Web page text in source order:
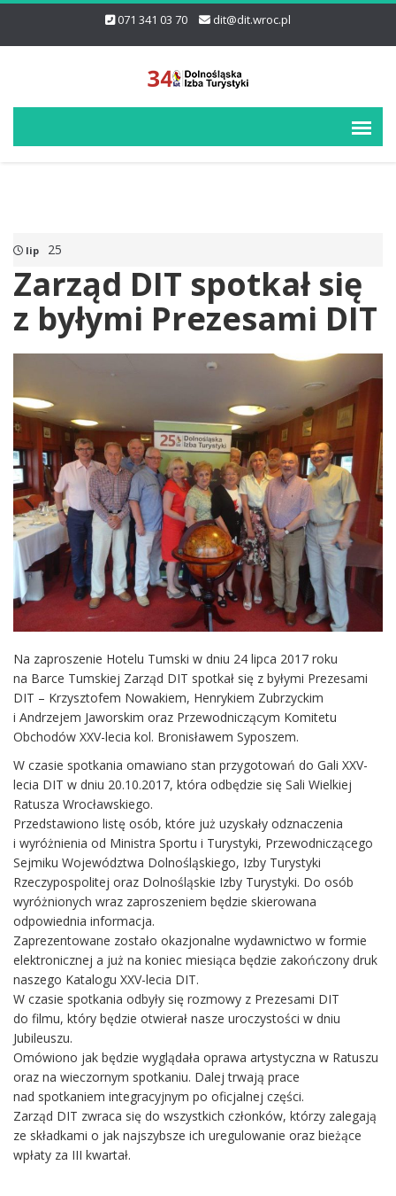
071 341 03 70 dit@dit.wroc.pl
lip 25
Zarząd DIT spotkał się
z byłymi Prezesami DIT
Na zaproszenie Hotelu Tumski w dniu 24 lipca 2017 roku
na Barce Tumskiej Zarząd DIT spotkał się z byłymi Prezesami
DIT – Krzysztofem Nowakiem, Henrykiem Zubrzyckim
i Andrzejem Jaworskim oraz Przewodniczącym Komitetu
Obchodów XXV-lecia kol. Bronisławem Syposzem.
W czasie spotkania omawiano stan przygotowań do Gali XXV-
lecia DIT w dniu 20.10.2017, która odbędzie się Sali Wielkiej
Ratusza Wrocławskiego.
Przedstawiono listę osób, które już uzyskały odznaczenia
i wyróżnienia od Ministra Sportu i Turystyki, Przewodniczącego
Sejmiku Województwa Dolnośląskiego, Izby Turystyki
Rzeczypospolitej oraz Dolnośląskie Izby Turystyki. Do osób
wyróżnionych wraz zaproszeniem będzie skierowana
odpowiednia informacja.
Zaprezentowane zostało okazjonalne wydawnictwo w formie
elektronicznej a już na koniec miesiąca będzie zakończony druk
naszego Katalogu XXV-lecia DIT.
W czasie spotkania odbyły się rozmowy z Prezesami DIT
do filmu, który będzie otwierał nasze uroczystości w dniu
Jubileuszu.
Omówiono jak będzie wyglądała oprawa artystyczna w Ratuszu
oraz na wieczornym spotkaniu. Dalej trwają prace
nad spotkaniem integracyjnym po oficjalnej części.
Zarząd DIT zwraca się do wszystkich członków, którzy zalegają
ze składkami o jak najszybsze ich uregulowanie oraz bieżące
wpłaty za III kwartał.